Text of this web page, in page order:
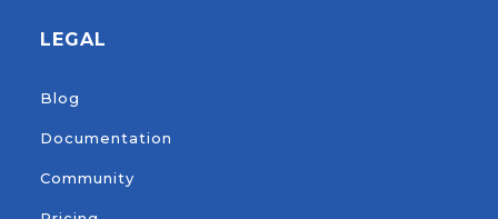
LEGAL
Blog
Documentation
Community